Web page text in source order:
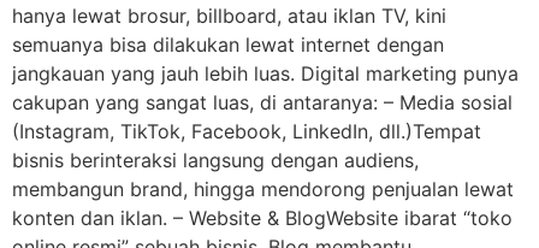
hanya lewat brosur, billboard, atau iklan TV, kini
semuanya bisa dilakukan lewat internet dengan
jangkauan yang jauh lebih luas. Digital marketing punya
cakupan yang sangat luas, di antaranya: – Media sosial
(Instagram, TikTok, Facebook, LinkedIn, dll.)Tempat
bisnis berinteraksi langsung dengan audiens,
membangun brand, hingga mendorong penjualan lewat
konten dan iklan. – Website & BlogWebsite ibarat “toko